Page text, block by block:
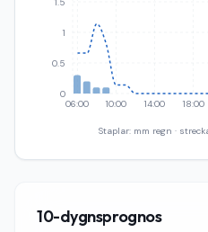
06:00 10:00 14:00 18:00
0
0.5
1
Staplar: mm regn ·
10-dygnsprognos